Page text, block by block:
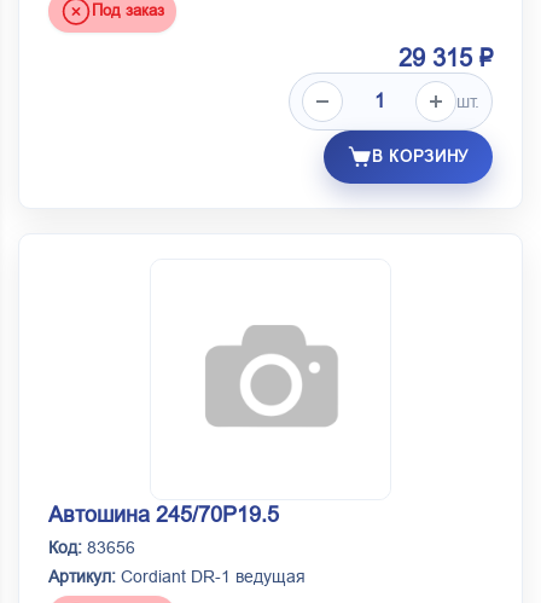
Под заказ
29 315 ₽
шт.
В КОРЗИНУ
Автошина 245/70Р19.5
Код: 83656
Артикул: Cordiant DR-1 ведущая